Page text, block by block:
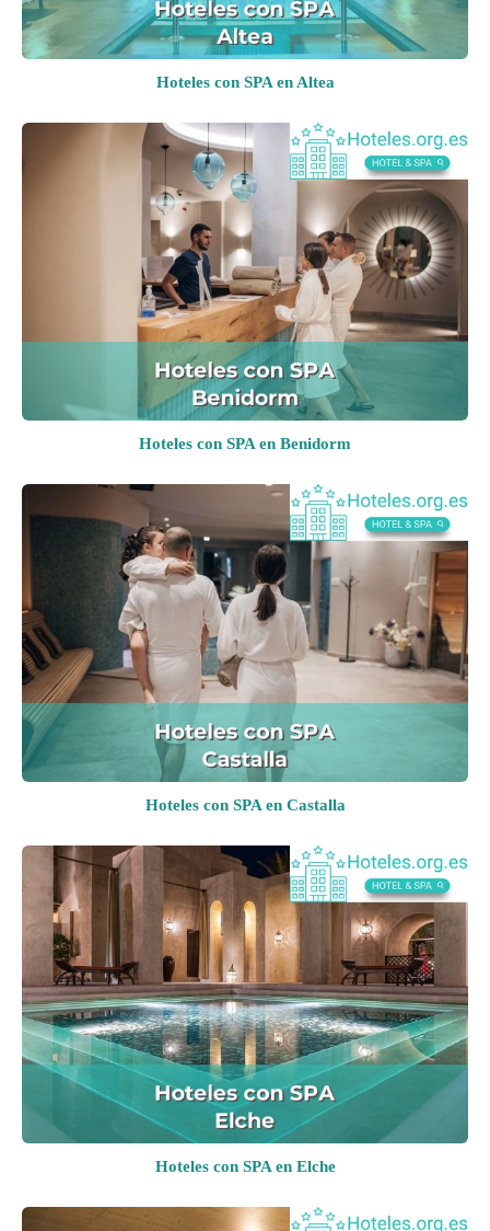
Hoteles con SPA en Altea
Hoteles con SPA en Benidorm
Hoteles con SPA en Castalla
Hoteles con SPA en Elche